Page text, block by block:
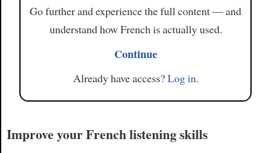
Go further and experience the full content — and
understand how French is actually used.
Continue
Already have access?Log in.
Improve your French listening skills